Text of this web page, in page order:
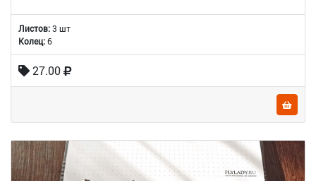
Листов:3 шт
Колец:6
27.00